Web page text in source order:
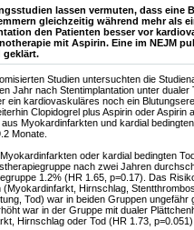
lassen vermuten, dass eine
gleichzeitig während mehr als
den Patienten besser vor
mit Aspirin. Eine im NEJM
geklärt.
Studien untersuchten die
Jahr nach Stentimplantation unter dualer
ein kardiovaskuläres noch ein
Clopidogrel plus Aspirin oder Aspirin
aus Myokardinfarkten und kardial
Monate.
oder kardial bedingten
nach zwei Jahren
1.2% (HR 1.65, p=0.17). Das
(Myokardinfarkt, Hirnschlag,
Tod) war in beiden Gruppen ungefähr
war in der Gruppe mit dualer
Hirnschlag oder Tod (HR 1.73, p=0.051).